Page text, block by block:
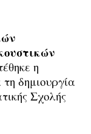
η
δημιουργία
Σχολής